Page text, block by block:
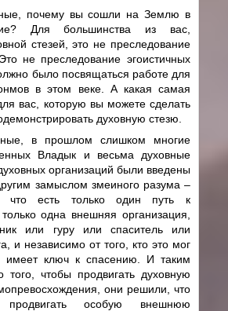
почему вы сошли на Землю в
Для большинства из вас,
стезей, это не преследование
не преследование эгоистичных
было посвящаться работе для
в этом веке. А какая самая
вас, которую вы можете сделать
духовную стезю.
в прошлом слишком многие
Владык и весьма духовные
организаций были введены
замыслом змеиного разума –
что есть только один путь к
одна внешняя организация,
или гуру или спаситель или
и независимо от того, кто это мог
ключ к спасению. И таким
того, чтобы продвигать духовную
они решили, что
особую внешнюю